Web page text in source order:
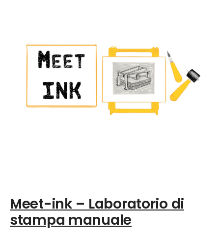
Meet-ink – Laboratorio di
stampa manuale